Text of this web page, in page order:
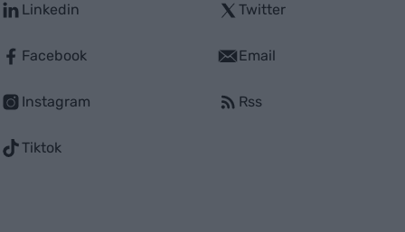
Linkedin
Facebook
Instagram
Tiktok
Twitter
Email
Rss